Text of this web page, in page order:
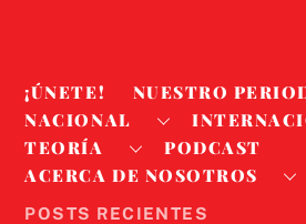
¡ÚNETE!
NUESTRO
NACIONAL
TEORÍA
PODCAST
ACERCA DE NOSOTROS
POSTS RECIENTES